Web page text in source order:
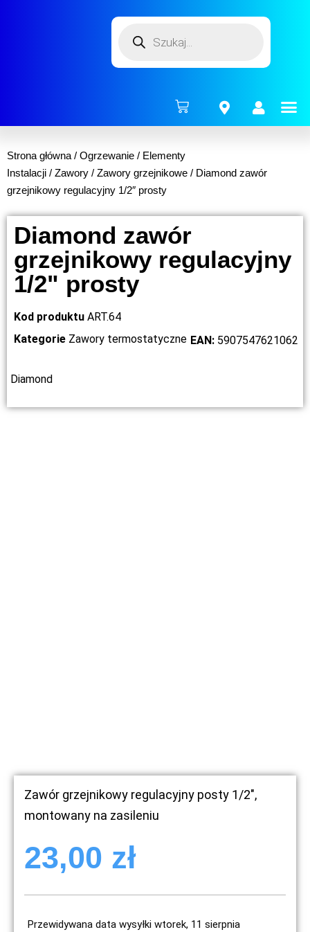
Strona główna / Ogrzewanie / Elementy
Instalacji / Zawory / Zawory grzejnikowe / Diamond zawór
grzejnikowy regulacyjny 1/2″ prosty
Diamond zawór
grzejnikowy regulacyjny
1/2" prosty
Kod produktu ART.64
Kategorie Zawory termostatyczne EAN: 5907547621062
Diamond
Zawór grzejnikowy regulacyjny posty 1/2″,
montowany na zasileniu
23,00 zł
Przewidywana data wysyłki wtorek, 11 sierpnia